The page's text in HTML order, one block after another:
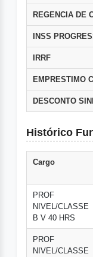
REGENCIA DE
INSS
IRRF
EMPRESTIMO
DESCONTO
Histórico
Cargo
PROF
NIVEL/CLASSE
B V 40 HRS
PROF
NIVEL/CLASSE